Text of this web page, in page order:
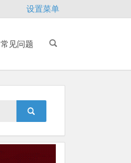
设置菜单
常见问题